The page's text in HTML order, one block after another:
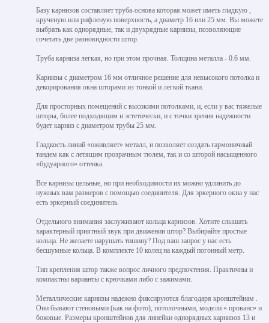
Базу карнизов составляет труба-основа которая может иметь гладкую ,
крученую или рифленую поверхность, а диаметр 16 или 25 мм. Вы можете
выбрать как однорядные, так и двухрядные карнизы, позволяющие
сочетать две разновидности штор.
Труба карниза легкая, но при этом прочная. Толщина металла - 0.6 мм.
Карнизы с диаметром 16 мм отличное решение для невысокого потолка и
декорирования окна шторами из тонкой и легкой ткани.
Для просторных помещений с высокими потолками, и, если у вас тяжелые
шторы, более подходящим и эстетически, и с точки зрения надежности
будет карниз с диаметром трубы 25 мм.
Гладкость линий «оживляет» металл, и позволяет создать гармоничный
тандем как с летящим прозрачным тюлем, так и со шторой насыщенного
«будуарного» оттенка.
Все карнизы цельные, но при необходимости их можно удлинить до
нужных вам размеров с помощью соединителя. Для эркерного окна у нас
есть эркерный соединитель.
Отдельного внимания заслуживают кольца карнизов. Хотите слышать
характерный приятный звук при движении штор? Выбирайте простые
кольца. Не желаете нарушать тишину? Под ваш запрос у нас есть
бесшумные кольца. В комплекте 10 колец на каждый погонный метр.
Тип крепления штор также вопрос личного предпочтения. Практичны и
компактны варианты с крючками либо с зажимами.
Металлические карнизы надежно фиксируются благодаря кронштейнам .
Они бывают стеновыми (как на фото), потолочными, модели « прованс» и
боковые. Размеры кронштейнов для линейки однорядных карнизов 13 и